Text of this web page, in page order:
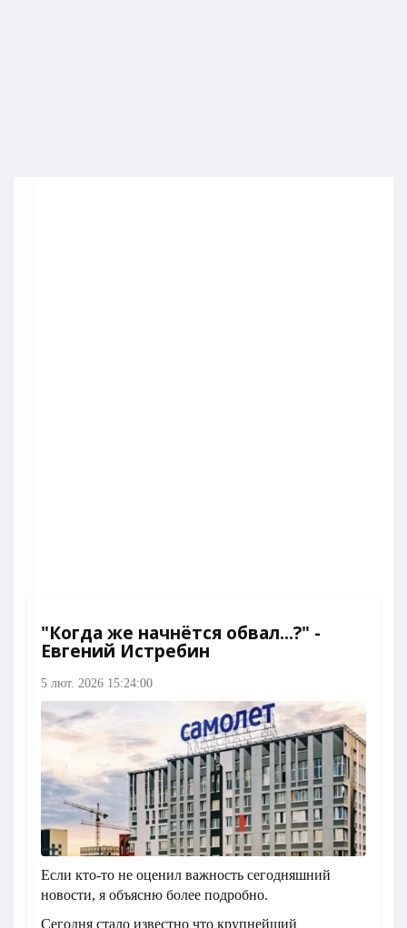
"Когда же начнётся обвал...?" -
Евгений Истребин
5 лют. 2026 15:24:00
Если кто-то не оценил важность сегодняшний
новости, я объясню более подробно.
Сегодня стало известно что крупнейший